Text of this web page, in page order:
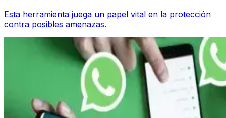
Esta herramienta juega un papel vital en la protección
contra posibles amenazas.